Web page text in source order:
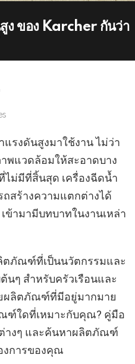
ง ของ Karcher กันว่า
รงดันสูงมาใช้งาน ไม่ว่า
พแวดล้อมให้สะอาดบาง
ไม่มีที่สิ้นสุด เครื่องฉีดน้ำ
สร้างความแตกต่างได้
ข้ามามีบทบาทในงานเหล่า
ตภัณฑ์ที่เป็นนวัตกรรมและ
นๆ สำหรับครัวเรือนและ
ผลิตภัณฑ์ที่มีอยู่มากมาย
ฑ์ใดที่เหมาะกับคุณ? คู่มือ
างๆ และค้นหาผลิตภัณฑ์
งการของคุณ